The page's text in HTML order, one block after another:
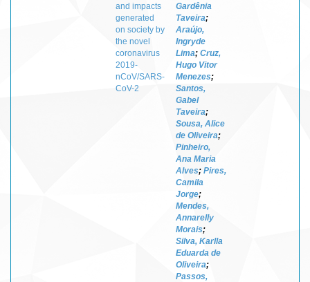
and impacts
generated
on society by
the novel
coronavirus
2019-
nCoV/SARS-
CoV-2
Gardênia
Taveira;
Araújo,
Ingryde
Lima; Cruz,
Hugo Vitor
Menezes;
Santos,
Gabel
Taveira;
Sousa, Alice
de Oliveira;
Pinheiro,
Ana Maria
Alves; Pires,
Camila
Jorge;
Mendes,
Annarelly
Morais;
Silva, Karlla
Eduarda de
Oliveira;
Passos,